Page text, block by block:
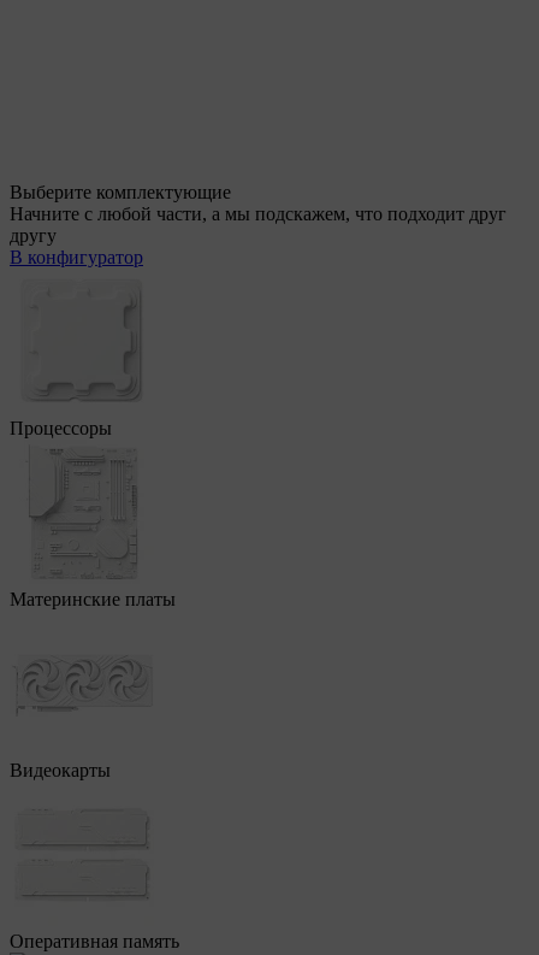
Выберите комплектующие
Начните с любой части, а мы подскажем, что подходит друг
другу
В конфигуратор
Процессоры
Материнские платы
Видеокарты
Оперативная память